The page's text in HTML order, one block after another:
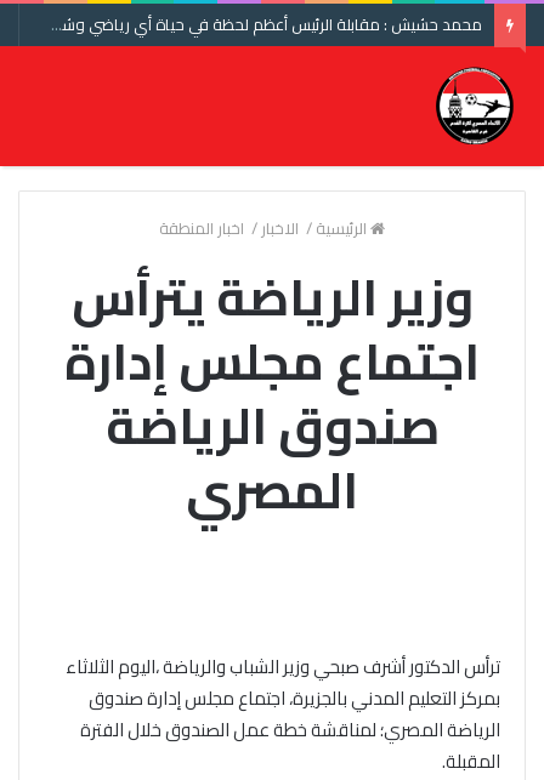
محمد حشيش : مقابلة الرئيس أعظم لحظة في حياة أي رياضي وشكرا اتحاد الكرة ومنتخب مصر
الرئيسية/ الاخبار/ اخبار المنطقة
وزير الرياضة يترأس
اجتماع مجلس إدارة
صندوق الرياضة
المصري
ترأس الدكتور أشرف صبحي وزير الشباب والرياضة ،اليوم الثلاثاء
بمركز التعليم المدني بالجزيرة، اجتماع مجلس إدارة صندوق
الرياضة المصري؛ لمناقشة خطة عمل الصندوق خلال الفترة
المقبلة.